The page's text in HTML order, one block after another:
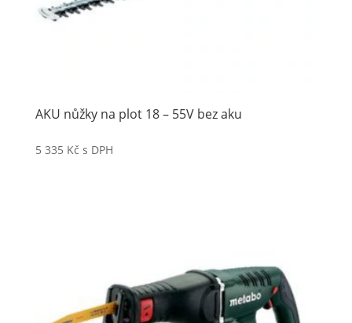
AKU nůžky na plot 18 – 55V bez aku
5 335 Kč s DPH